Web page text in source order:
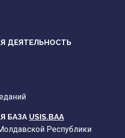
ДЕЯТЕЛЬНОСТЬ
БАЗА USIS.BAA
Республики